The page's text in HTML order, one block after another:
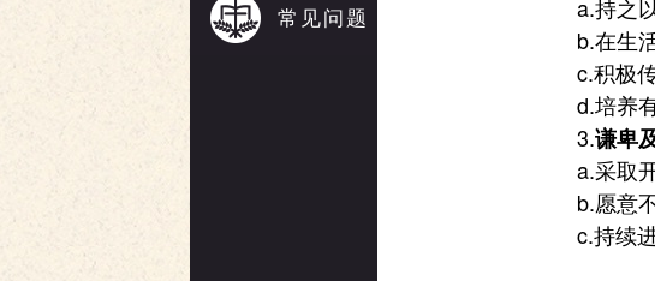
常见问题
a.持之
b.在生
c.积极
d.培养
3.谦卑
a.采取
b.愿意
c.持续